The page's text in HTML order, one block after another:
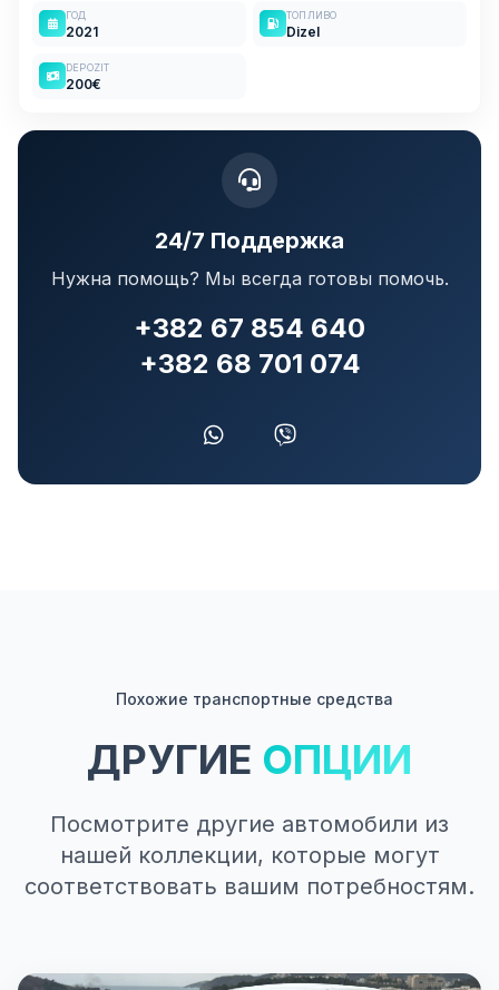
ГОД
2021
ТОПЛИВО
Dizel
DEPOZIT
200€
24/7 Поддержка
Нужна помощь? Мы всегда готовы помочь.
+382 67 854 640
+382 68 701 074
Похожие транспортные средства
ДРУГИЕ ОПЦИИ
Посмотрите другие автомобили из
нашей коллекции, которые могут
соответствовать вашим потребностям.